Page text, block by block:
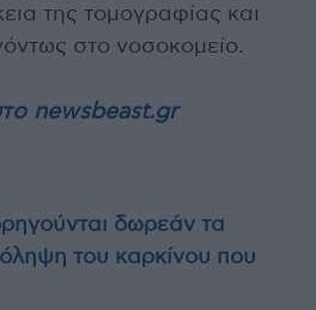
της τομογραφίας και
στο νοσοκομείο.
newsbeast.gr
δωρεάν τα
του καρκίνου που